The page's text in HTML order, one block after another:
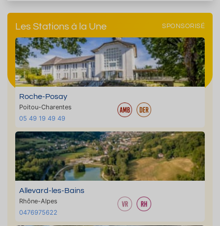
Les Stations à la Une SPONSORISÉ
Roche-Posay
Poitou-Charentes
05 49 19 49 49
Allevard-les-Bains
Rhône-Alpes
0476975622